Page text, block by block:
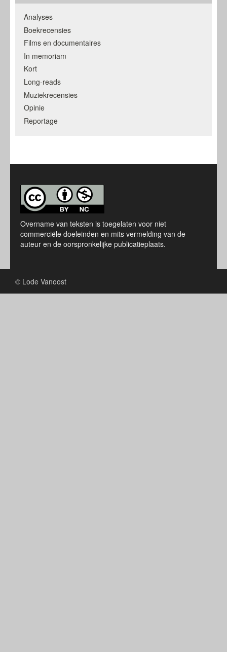
Analyses
Boekrecensies
Films en documentaires
In memoriam
Kort
Long-reads
Muziekrecensies
Opinie
Reportage
Overname van teksten is toegelaten voor niet
commerciële doeleinden en mits vermelding van de
auteur en de oorspronkelijke publicatieplaats.
© Lode Vanoost